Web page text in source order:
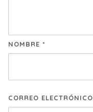
NOMBRE *
CORREO ELECTRÓNICO